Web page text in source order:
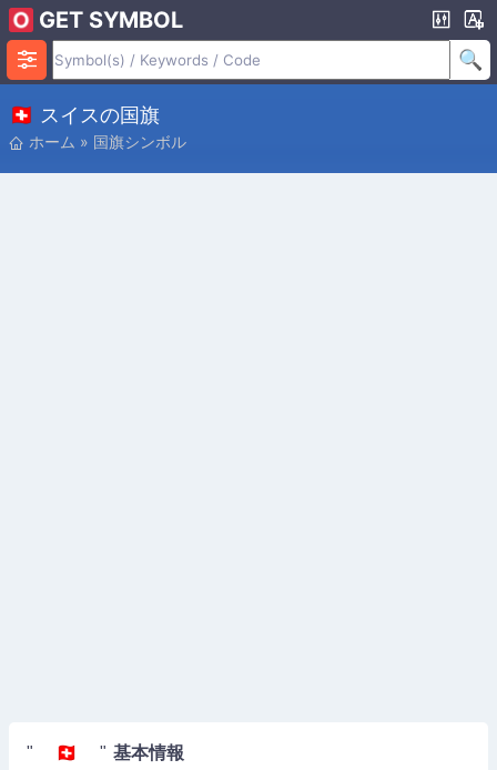
GET SYMBOL
🇨🇭 スイスの国旗
ホーム » 国旗シンボル
" 🇨🇭 " 基本情報